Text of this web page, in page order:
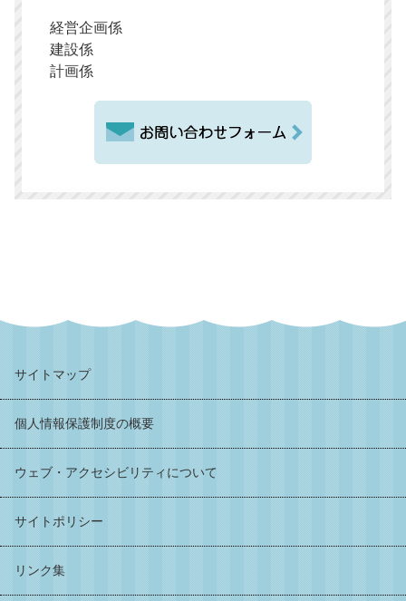
経営企画係
建設係
計画係
サイトマップ
個人情報保護制度の概要
ウェブ・アクセシビリティについて
サイトポリシー
リンク集